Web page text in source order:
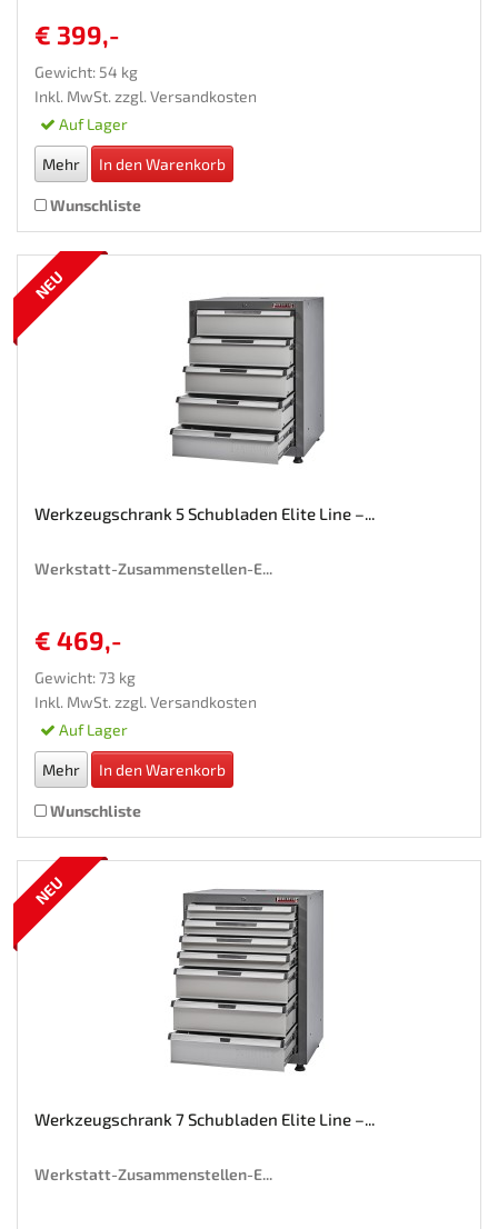
€ 399,-
Gewicht: 54 kg
Inkl. MwSt. zzgl. Versandkosten
Auf Lager
Mehr In den Warenkorb
Wunschliste
NEU
Werkzeugschrank 5 Schubladen Elite Line –...
Werkstatt-Zusammenstellen-E...
€ 469,-
Gewicht: 73 kg
Inkl. MwSt. zzgl. Versandkosten
Auf Lager
Mehr In den Warenkorb
Wunschliste
NEU
Werkzeugschrank 7 Schubladen Elite Line –...
Werkstatt-Zusammenstellen-E...